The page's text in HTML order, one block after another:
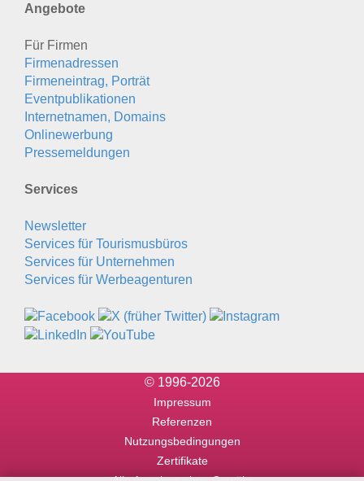
Angebote
Für Firmen
Firmenadressen
Firmeneintrag, Porträt
Eventpublikationen
Internetnamen, Domains
Onlinewerbung
Pressemeldungen
Services
Newsletter
Services für Tourismusbüros
Services für Unternehmen
Services für Werbeagenturen
© 1996-2026
Impressum
Referenzen
Nutzungsbedingungen
Zertifikate